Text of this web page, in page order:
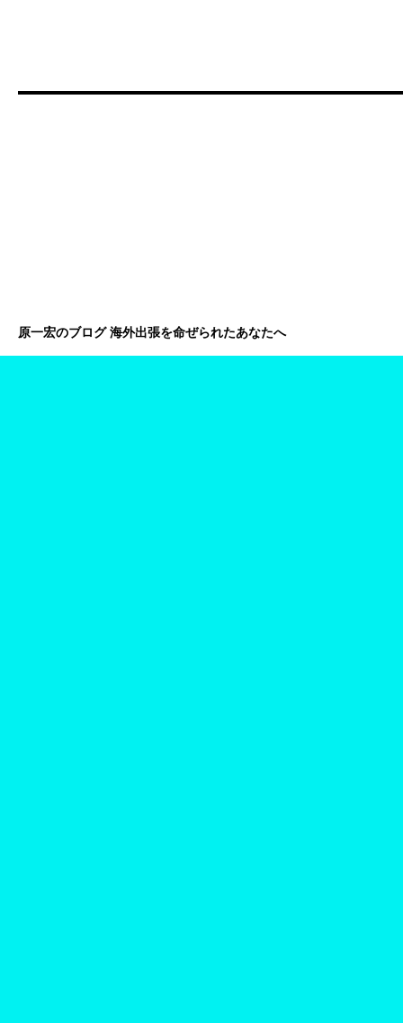
原一宏のブログ 海外出張を命ぜられたあなたへ